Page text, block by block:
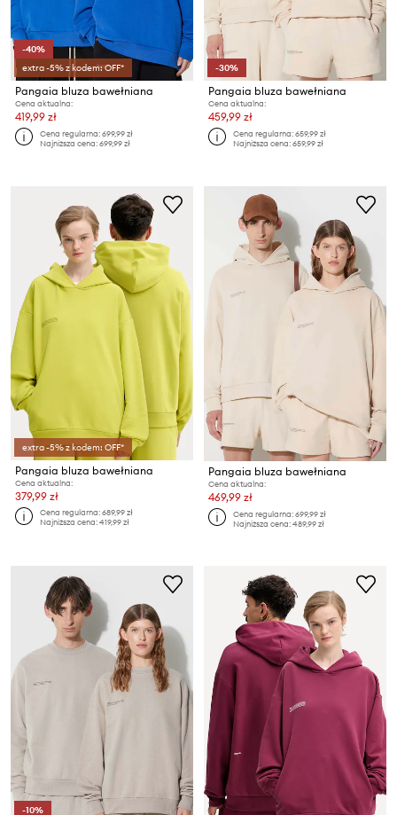
-40%
extra -5% z kodem: OFF*
Pangaia bluza bawełniana
Cena aktualna:
419,99 zł
Cena regularna:699,99 zł
Najniższa cena:699,99 zł
-30%
Pangaia bluza bawełniana
Cena aktualna:
459,99 zł
Cena regularna:659,99 zł
Najniższa cena:659,99 zł
extra -5% z kodem: OFF*
Pangaia bluza bawełniana
Cena aktualna:
379,99 zł
Cena regularna:689,99 zł
Najniższa cena:419,99 zł
Pangaia bluza bawełniana
Cena aktualna:
469,99 zł
Cena regularna:699,99 zł
Najniższa cena:489,99 zł
-10%